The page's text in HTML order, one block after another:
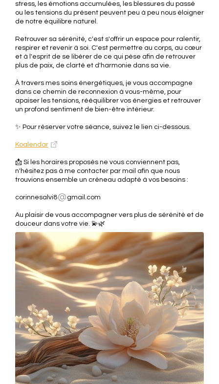
stress, les émotions accumulées, les blessures du passé
ou les tensions du présent peuvent peu à peu nous éloigner
de notre équilibre naturel.
Retrouver sa sérénité, c'est s'offrir un espace pour ralentir,
respirer et revenir à soi. C'est permettre au corps, au cœur
et à l'esprit de se libérer de ce qui pèse afin de retrouver
plus de paix, de clarté et d'harmonie dans sa vie.
À travers mes soins énergétiques, je vous accompagne
dans ce chemin de reconnexion à vous-même, pour
apaiser les tensions, rééquilibrer vos énergies et retrouver
un profond sentiment de bien-être intérieur.
✨ Pour réserver votre séance, suivez le lien ci-dessous.
Koalendar
📩 Si les horaires proposés ne vous conviennent pas,
n'hésitez pas à me contacter par mail afin que nous
trouvions ensemble un créneau adapté à vos besoins :
corinnesalvi8 gmail.com
Au plaisir de vous accompagner vers plus de sérénité et de
douceur dans votre vie. 💫🌿